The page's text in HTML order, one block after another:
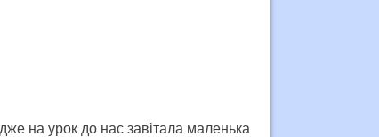
на урок до нас завітала маленька